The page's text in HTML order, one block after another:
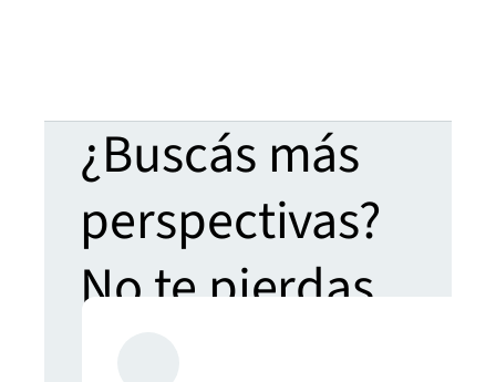
¿Buscás más
perspectivas?
No te pierdas